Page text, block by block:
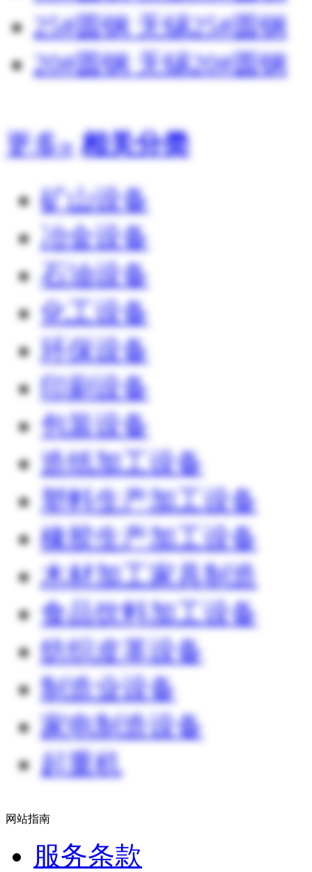
25#圆钢 无锡25#圆钢
20#圆钢 无锡20#圆钢
更多» 相关分类
矿山设备
冶金设备
石油设备
化工设备
环保设备
印刷设备
包装设备
造纸加工设备
塑料生产加工设备
橡胶生产加工设备
木材加工家具制造
食品饮料加工设备
纺织皮革设备
制造业设备
家电制造设备
起重机
网站指南
服务条款